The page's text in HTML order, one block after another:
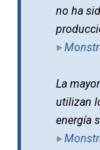
no ha
La
utilizan
energía